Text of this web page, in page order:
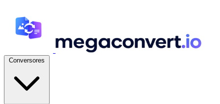
Conversores